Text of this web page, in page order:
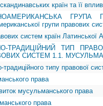
країн та її
ГРУПА
групи правових
систем країн Латинської
ТРАДИЦІЙНИЙ ТИП
СИСТЕМ 1.1.
традиційного типу правової
права
мусульманського права
права